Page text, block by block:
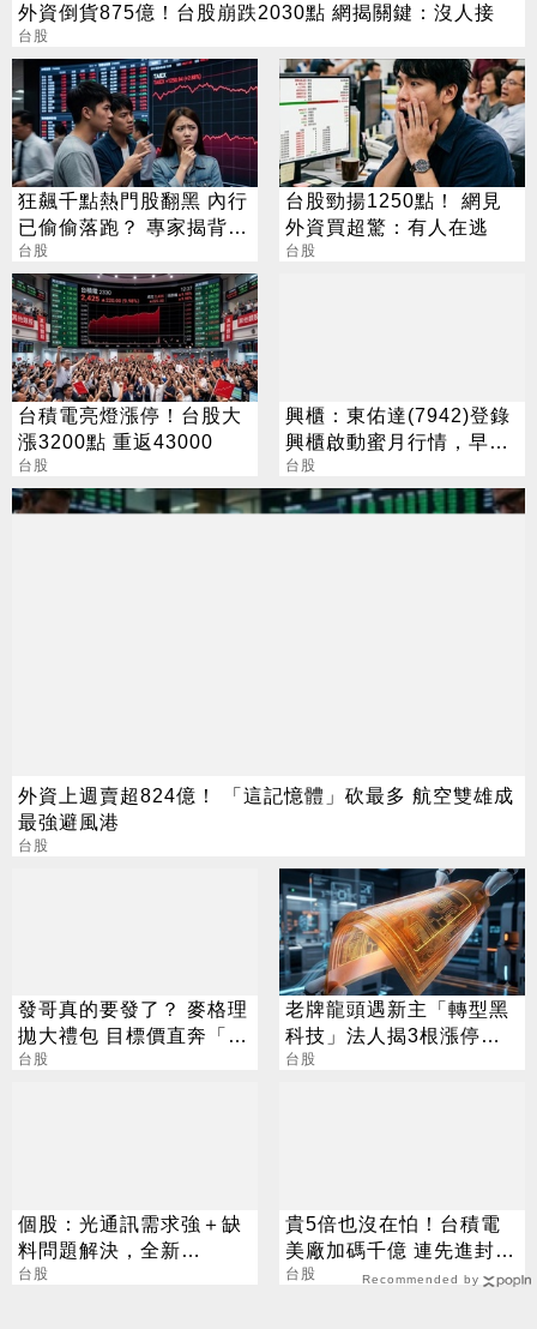
外資倒貨875億！台股崩跌2030點 網揭關鍵：沒人接
台股
狂飆千點熱門股翻黑 內行
已偷偷落跑？ 專家揭背後
警訊
台股
台股勁揚1250點！ 網見
外資買超驚：有人在逃
台股
台積電亮燈漲停！台股大
漲3200點 重返43000
台股
興櫃：東佑達(7942)登錄
興櫃啟動蜜月行情，早盤
一度大漲186%
台股
外資上週賣超824億！ 「這記憶體」砍最多 航空雙雄成
最強避風港
台股
發哥真的要發了？ 麥格理
拋大禮包 目標價直奔「1
萬塊」
台股
老牌龍頭遇新主「轉型黑
科技」法人揭3根漲停背
後秘辛
台股
個股：光通訊需求強＋缺
料問題解決，全新
(2455)7月營收創高、重
台股
貴5倍也沒在怕！台積電
美廠加碼千億 連先進封裝
也包辦
台股 Recommended by